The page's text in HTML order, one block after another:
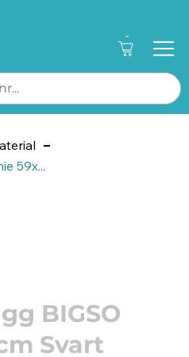
-
59x...
BIGSO
Svart